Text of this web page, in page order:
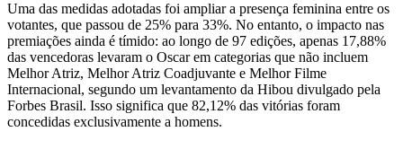
Uma das medidas adotadas foi ampliar a presença feminina entre os
votantes, que passou de 25% para 33%. No entanto, o impacto nas
premiações ainda é tímido: ao longo de 97 edições, apenas 17,88%
das vencedoras levaram o Oscar em categorias que não incluem
Melhor Atriz, Melhor Atriz Coadjuvante e Melhor Filme
Internacional, segundo um levantamento da Hibou divulgado pela
Forbes Brasil. Isso significa que 82,12% das vitórias foram
concedidas exclusivamente a homens.